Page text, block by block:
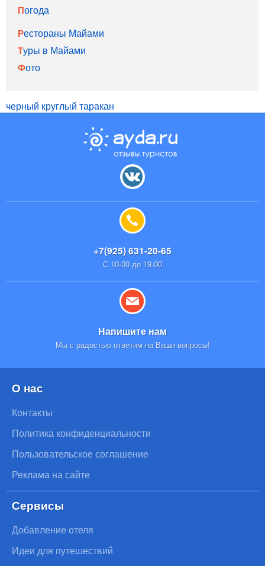
Погода
Рестораны Майами
Туры в Майами
Фото
черный круглый таракан
+7(925) 631-20-65
С 10-00 до 19-00
Напишите нам
Мы с радостью ответим на Ваши вопросы!
О нас
Контакты
Политика конфиденциальности
Пользовательское соглашение
Реклама на сайте
Сервисы
Добавление отеля
Идеи для путешествий